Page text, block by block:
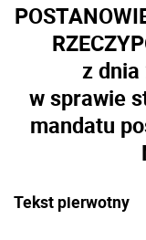
z dnia
w sprawie
mandatu
Tekst pierwotny